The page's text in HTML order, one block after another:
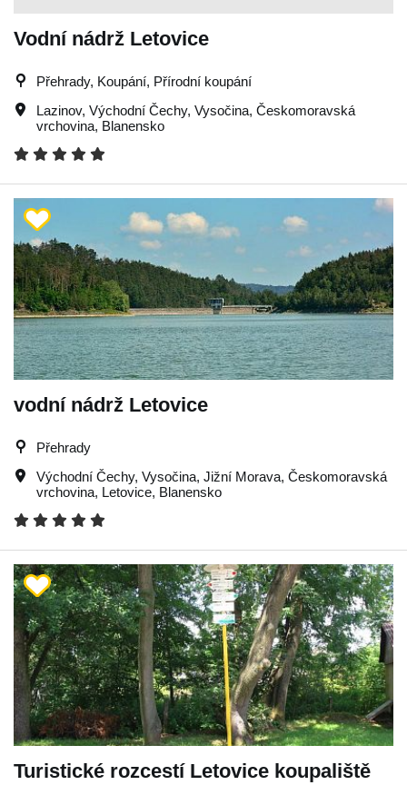
Vodní nádrž Letovice
Přehrady, Koupání, Přírodní koupání
Lazinov, Východní Čechy, Vysočina, Českomoravská
vrchovina, Blanensko
vodní nádrž Letovice
Přehrady
Východní Čechy, Vysočina, Jižní Morava, Českomoravská
vrchovina, Letovice, Blanensko
Turistické rozcestí Letovice koupaliště